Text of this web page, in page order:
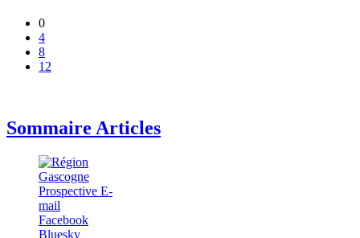
0
4
8
12
Sommaire Articles